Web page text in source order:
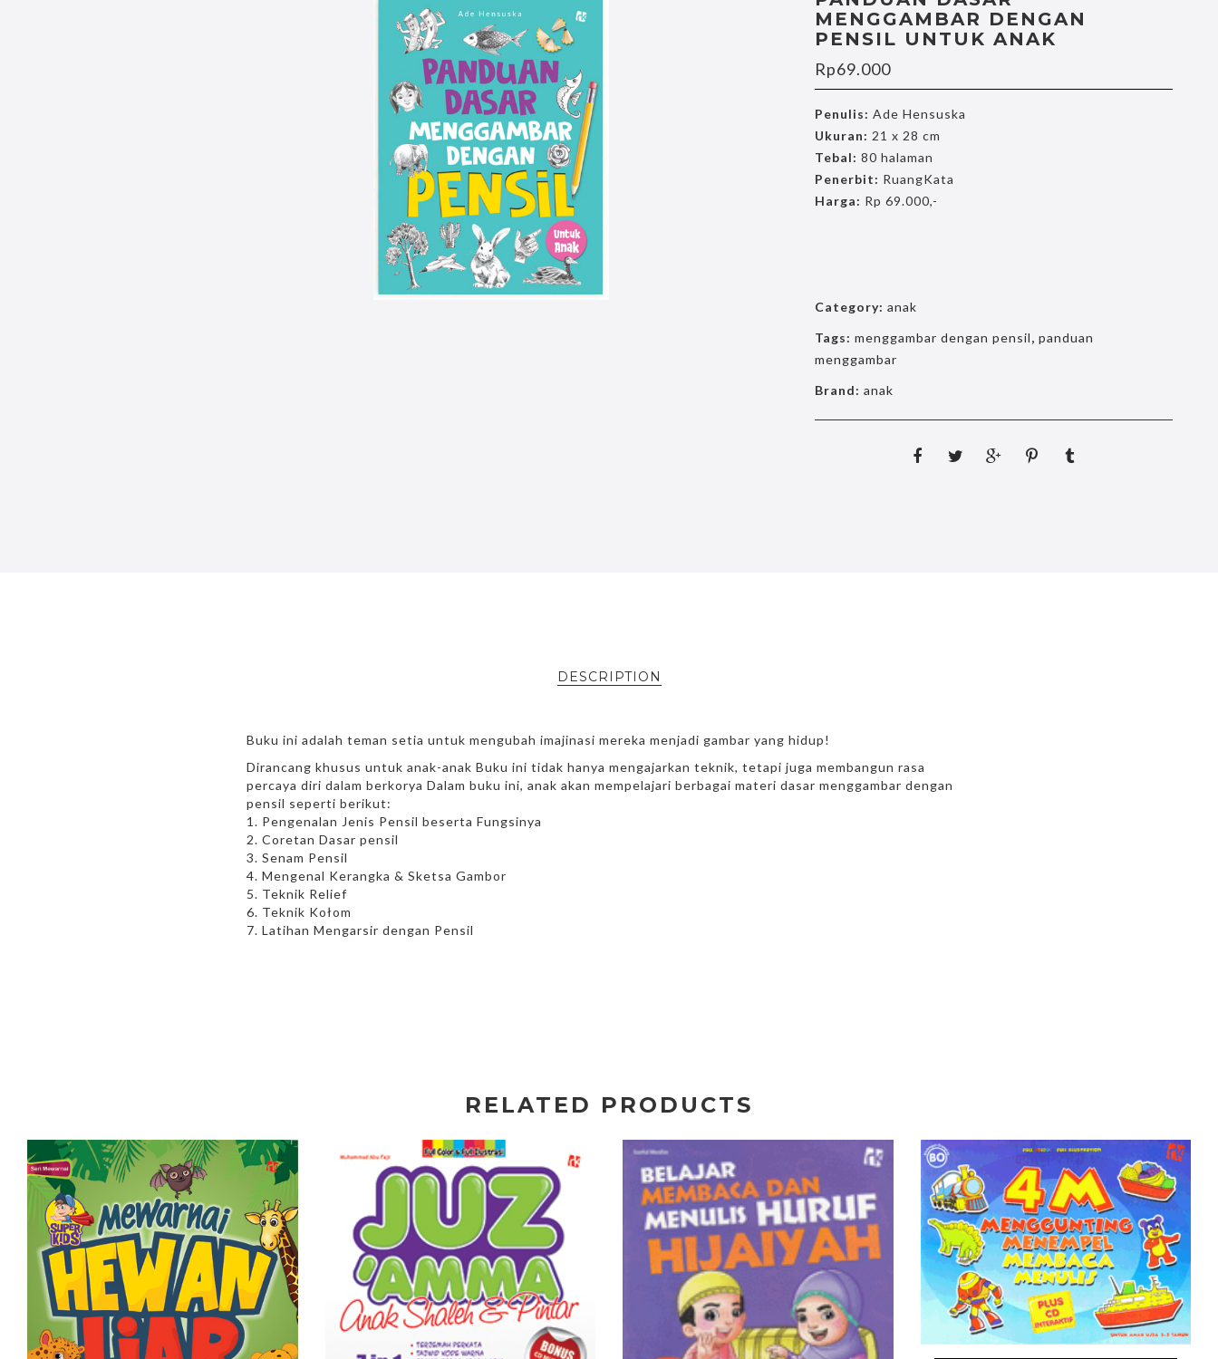
MENGGAMBAR DENGAN
PENSIL UNTUK ANAK
Rp69.000
Penulis: Ade Hensuska
Ukuran: 21 x 28 cm
Tebal: 80 halaman
Penerbit: RuangKata
Harga: Rp 69.000,-
Category:anak
Tags:menggambar dengan pensil,panduan
menggambar
Brand:anak
DESCRIPTION
Buku ini adalah teman setia untuk mengubah imajinasi mereka menjadi gambar yang hidup!
Dirancang khusus untuk anak-anak Buku ini tidak hanya mengajarkan teknik, tetapi juga membangun rasa
percaya diri dalam berkorya Dalam buku ini, anak akan mempelajari berbagai materi dasar menggambar dengan
pensil seperti berikut:
1. Pengenalan Jenis Pensil beserta Fungsinya
2. Coretan Dasar pensil
3. Senam Pensil
4. Mengenal Kerangka & Sketsa Gambor
5. Teknik Relief
6. Teknik Kołom
7. Latihan Mengarsir dengan Pensil
RELATED PRODUCTS